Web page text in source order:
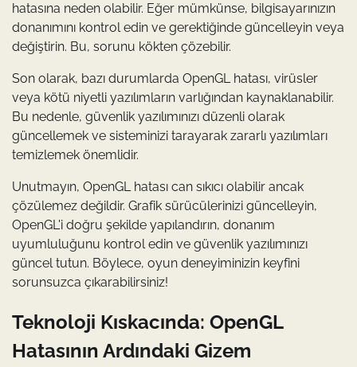
hatasına neden olabilir. Eğer mümkünse, bilgisayarınızın
donanımını kontrol edin ve gerektiğinde güncelleyin veya
değiştirin. Bu, sorunu kökten çözebilir.
Son olarak, bazı durumlarda OpenGL hatası, virüsler
veya kötü niyetli yazılımların varlığından kaynaklanabilir.
Bu nedenle, güvenlik yazılımınızı düzenli olarak
güncellemek ve sisteminizi tarayarak zararlı yazılımları
temizlemek önemlidir.
Unutmayın, OpenGL hatası can sıkıcı olabilir ancak
çözülemez değildir. Grafik sürücülerinizi güncelleyin,
OpenGL'i doğru şekilde yapılandırın, donanım
uyumluluğunu kontrol edin ve güvenlik yazılımınızı
güncel tutun. Böylece, oyun deneyiminizin keyfini
sorunsuzca çıkarabilirsiniz!
Teknoloji Kıskacında: OpenGL
Hatasının Ardındaki Gizem